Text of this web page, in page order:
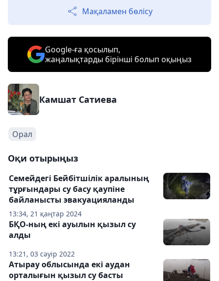
Мақаламен бөлісу
Google-ға қосылып,
жаңалықтарды бірінші болып оқыңыз
Камшат Сатиева
Орал
Оқи отырыңыз
13:34, 21 қаңтар 2024
Семейдегі Бейбітшілік аралының
тұрғындары су басу қаупіне
байланысты эвакуацияланды
13:21, 03 сәуір 2022
БҚО-ның екі ауылын қызыл су
алды
Атырау облысында екі аудан
орталығын қызыл су басты